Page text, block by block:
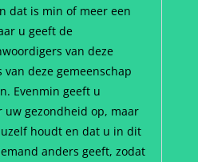
dat is min of meer een
u geeft de
van deze
deze gemeenschap
Evenmin geeft u
gezondheid op, maar
houdt en dat u in dit
anders geeft, zodat